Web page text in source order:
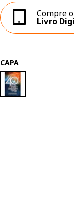
Compre o
Livro
CAPA